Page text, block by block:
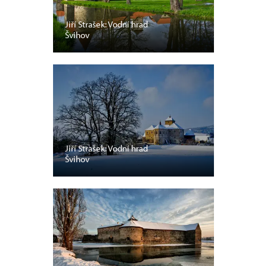
Jiří Strašek: Vodní hrad
Švihov
Jiří Strašek: Vodní hrad
Švihov